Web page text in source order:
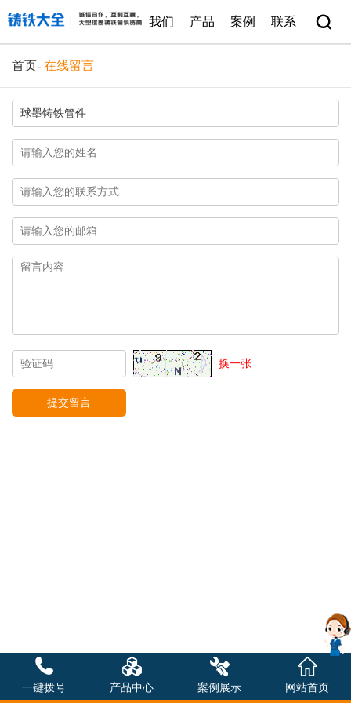
我们 产品 案例 联系
首页- 在线留言
换一张
一键拨号 产品中心 案例展示 网站首页